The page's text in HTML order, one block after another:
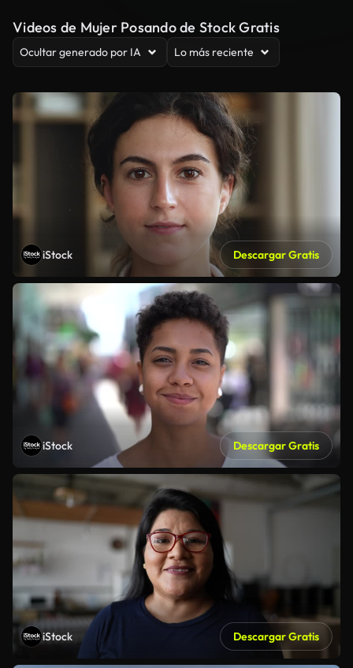
Videos de Mujer Posando de Stock Gratis
Ocultar generado por IA Lo más reciente
iStock Descargar Gratis
iStock Descargar Gratis
iStock Descargar Gratis